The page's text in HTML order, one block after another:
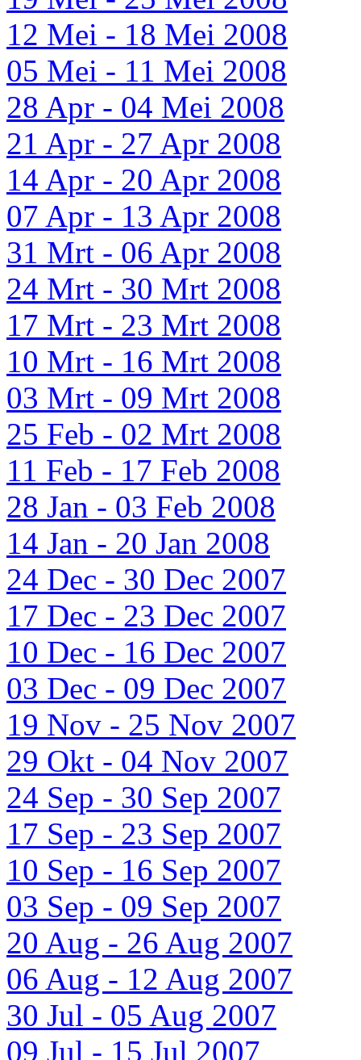
12 Mei - 18 Mei 2008
05 Mei - 11 Mei 2008
28 Apr - 04 Mei 2008
21 Apr - 27 Apr 2008
14 Apr - 20 Apr 2008
07 Apr - 13 Apr 2008
31 Mrt - 06 Apr 2008
24 Mrt - 30 Mrt 2008
17 Mrt - 23 Mrt 2008
10 Mrt - 16 Mrt 2008
03 Mrt - 09 Mrt 2008
25 Feb - 02 Mrt 2008
11 Feb - 17 Feb 2008
28 Jan - 03 Feb 2008
14 Jan - 20 Jan 2008
24 Dec - 30 Dec 2007
17 Dec - 23 Dec 2007
10 Dec - 16 Dec 2007
03 Dec - 09 Dec 2007
19 Nov - 25 Nov 2007
29 Okt - 04 Nov 2007
24 Sep - 30 Sep 2007
17 Sep - 23 Sep 2007
10 Sep - 16 Sep 2007
03 Sep - 09 Sep 2007
20 Aug - 26 Aug 2007
06 Aug - 12 Aug 2007
30 Jul - 05 Aug 2007
09 Jul - 15 Jul 2007